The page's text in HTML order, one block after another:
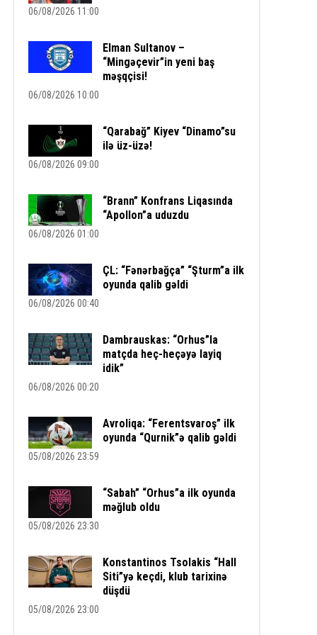
06/08/2026 11:00
Elman Sultanov –
“Mingəçevir”in yeni baş
məşqçisi!
06/08/2026 10:00
“Qarabağ” Kiyev “Dinamo”su
ilə üz-üzə!
06/08/2026 09:00
“Brann” Konfrans Liqasında
“Apollon”a uduzdu
06/08/2026 01:00
ÇL: “Fənərbağça” “Şturm”a ilk
oyunda qalib gəldi
06/08/2026 00:40
Dambrauskas: “Orhus”la
matçda heç-heçəyə layiq
idik”
06/08/2026 00:20
Avroliqa: “Ferentsvaroş” ilk
oyunda “Qurnik”ə qalib gəldi
05/08/2026 23:59
“Sabah” “Orhus”a ilk oyunda
məğlub oldu
05/08/2026 23:30
Konstantinos Tsolakis “Hall
Siti”yə keçdi, klub tarixinə
düşdü
05/08/2026 23:00